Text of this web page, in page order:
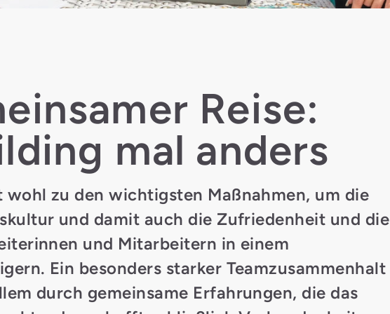
Reise:
mal anders
wohl zu den wichtigsten Maßnahmen, um die
und damit auch die Zufriedenheit und die
und Mitarbeitern in einem
Ein besonders starker Teamzusammenhalt
durch gemeinsame Erfahrungen, die das